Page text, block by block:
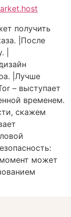
получить
|После
|
|Лучше
– выступает
временем.
скажем
может